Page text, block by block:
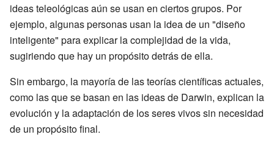
ideas teleológicas aún se usan en ciertos grupos. Por
ejemplo, algunas personas usan la idea de un "diseño
inteligente" para explicar la complejidad de la vida,
sugiriendo que hay un propósito detrás de ella.
Sin embargo, la mayoría de las teorías científicas actuales,
como las que se basan en las ideas de Darwin, explican la
evolución y la adaptación de los seres vivos sin necesidad
de un propósito final.